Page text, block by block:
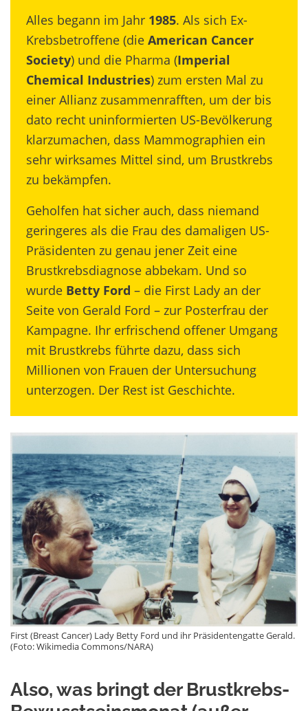
Alles begann im Jahr 1985. Als sich Ex-
Krebsbetroffene (die American Cancer
Society) und die Pharma (Imperial
Chemical Industries) zum ersten Mal zu
einer Allianz zusammenrafften, um der bis
dato recht uninformierten US-Bevölkerung
klarzumachen, dass Mammographien ein
sehr wirksames Mittel sind, um Brustkrebs
zu bekämpfen.
Geholfen hat sicher auch, dass niemand
geringeres als die Frau des damaligen US-
Präsidenten zu genau jener Zeit eine
Brustkrebsdiagnose abbekam. Und so
wurde Betty Ford – die First Lady an der
Seite von Gerald Ford – zur Posterfrau der
Kampagne. Ihr erfrischend offener Umgang
mit Brustkrebs führte dazu, dass sich
Millionen von Frauen der Untersuchung
unterzogen. Der Rest ist Geschichte.
First (Breast Cancer) Lady Betty Ford und ihr Präsidentengatte Gerald.
(Foto: Wikimedia Commons/NARA)
Also, was bringt der Brustkrebs-